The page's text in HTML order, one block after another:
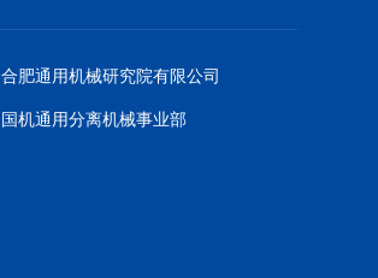
合肥通用机械研究院有限公司
国机通用分离机械事业部